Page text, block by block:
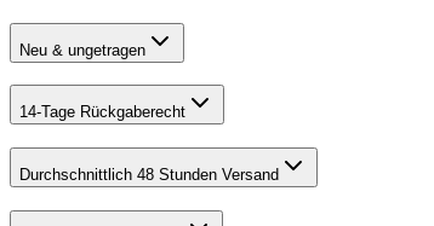
Neu & ungetragen
14-Tage Rückgaberecht
Durchschnittlich 48 Stunden Versand